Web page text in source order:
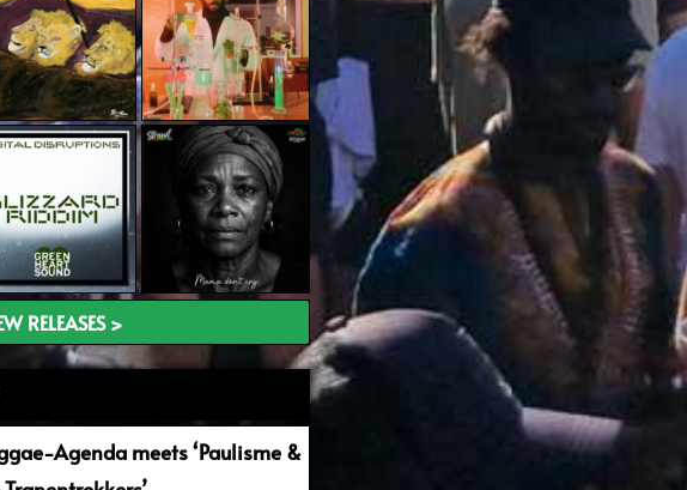
RELEASES >
Agenda meets ‘Paulisme &